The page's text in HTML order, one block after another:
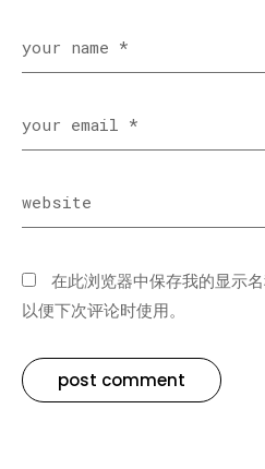
在此浏览器中保存我的显示
以便下次评论时使用。